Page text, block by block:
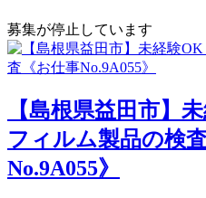
募集が停止しています
【島根県益田市】
フィルム製品の検
No.9A055》